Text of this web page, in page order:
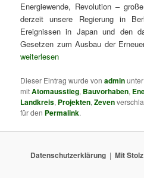
Energiewende, Revolution –
derzeit unsere Regierung in
Ereignissen in Japan und den
Gesetzen zum Ausbau der
weiterlesen
Dieser Eintrag wurde vonadmin
mitAtomausstieg, Bauvorhaben,
Landkreis, Projekten,Zeven
für den Permalink.
Datenschutzerklärung Mit